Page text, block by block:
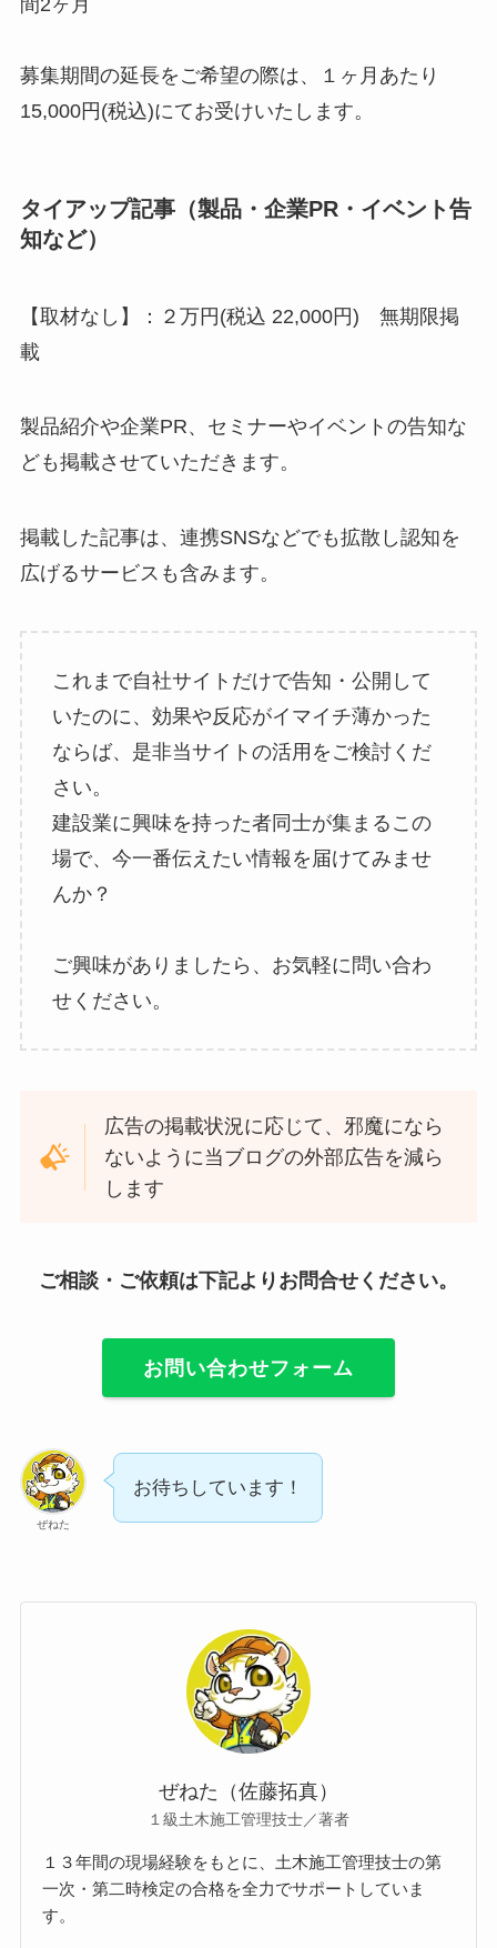
間2ヶ月
募集期間の延長をご希望の際は、１ヶ月あたり
15,000円(税込)にてお受けいたします。
タイアップ記事（製品・企業PR・イベント告
知など）
【取材なし】：２万円(税込 22,000円) 無期限掲
載
製品紹介や企業PR、セミナーやイベントの告知な
ども掲載させていただきます。
掲載した記事は、連携SNSなどでも拡散し認知を
広げるサービスも含みます。
これまで自社サイトだけで告知・公開して
いたのに、効果や反応がイマイチ薄かった
ならば、是非当サイトの活用をご検討くだ
さい。
建設業に興味を持った者同士が集まるこの
場で、今一番伝えたい情報を届けてみませ
んか？
ご興味がありましたら、お気軽に問い合わ
せください。
広告の掲載状況に応じて、邪魔になら
ないように当ブログの外部広告を減ら
します
ご相談・ご依頼は下記よりお問合せください。
お問い合わせフォーム
ぜねた
お待ちしています！
ぜねた（佐藤拓真）
１級土木施工管理技士／著者
１３年間の現場経験をもとに、土木施工管理技士の第
一次・第二時検定の合格を全力でサポートしていま
す。